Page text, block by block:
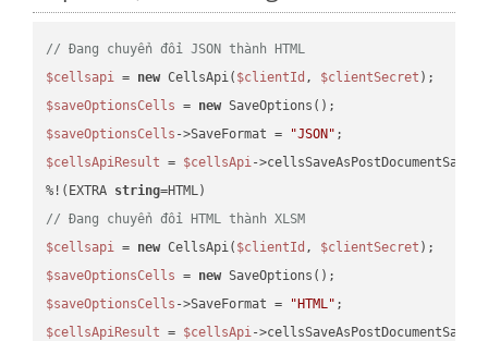
// Đang chuyển đổi JSON thành HTML
$cellsapi = new CellsApi( $clientId , $clientSecret
$saveOptionsCells = new
$saveOptionsCells ->SaveFormat = "JSON"
$cellsApiResult = $cellsApi-
%!(EXTRA string
// Đang chuyển đổi HTML thành XLSM
$cellsapi = new CellsApi( $clientId , $clientSecret
$saveOptionsCells = new
$saveOptionsCells ->SaveFormat = "HTML"
$cellsApiResult = $cellsApi-